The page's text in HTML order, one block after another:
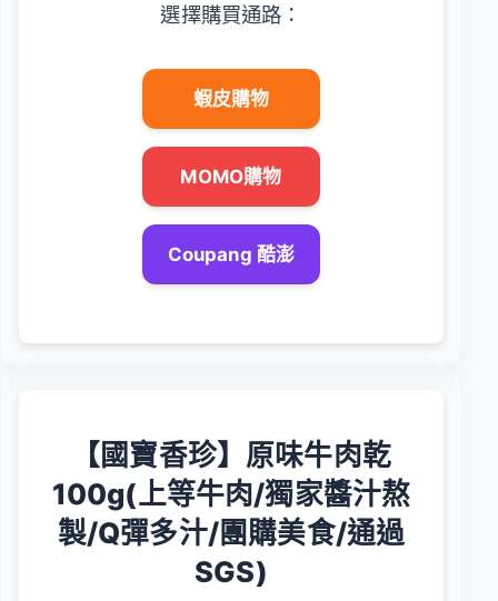
選擇購買通路：
蝦皮購物
MOMO購物
Coupang 酷澎
【國寶香珍】原味牛肉乾
100g(上等牛肉/獨家醬汁熬
製/Q彈多汁/團購美食/通過
SGS)